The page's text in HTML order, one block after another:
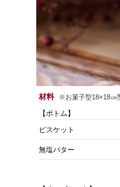
材料 ※お菓子型18×18㎝
【ボトム】
ビスケット
無塩バター